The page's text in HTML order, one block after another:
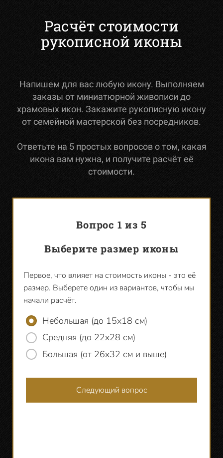
Расчёт стоимости
рукописной иконы
Напишем для вас любую икону. Выполняем
заказы от миниатюрной живописи до
храмовых икон. Закажите рукописную икону
от семейной мастерской без посредников.
Ответьте на 5 простых вопросов о том, какая
икона вам нужна, и получите расчёт её
стоимости.
Вопрос 1 из 5
Выберите размер иконы
Первое, что влияет на стоимость иконы - это её
размер. Выберете один из вариантов, чтобы мы
начали расчёт.
Небольшая (до 15х18 см)
Средняя (до 22х28 см)
Большая (от 26х32 см и выше)
Следующий вопрос